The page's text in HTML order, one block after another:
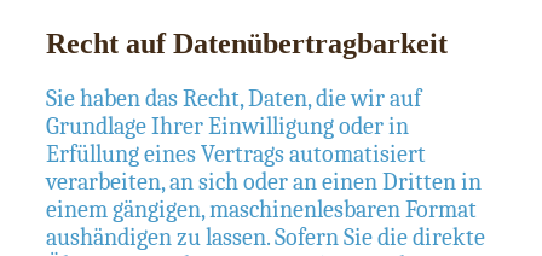
Recht auf Daten­übertrag­barkeit
Sie haben das Recht, Daten, die wir auf
Grundlage Ihrer Einwilligung oder in
Erfüllung eines Vertrags automatisiert
verarbeiten, an sich oder an einen Dritten in
einem gängigen, maschinenlesbaren Format
aushändigen zu lassen. Sofern Sie die direkte